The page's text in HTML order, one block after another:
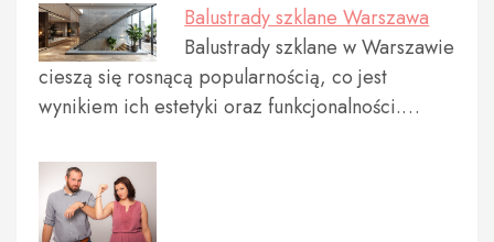
Balustrady szklane Warszawa
Balustrady szklane w Warszawie
cieszą się rosnącą popularnością, co jest
wynikiem ich estetyki oraz funkcjonalności.…